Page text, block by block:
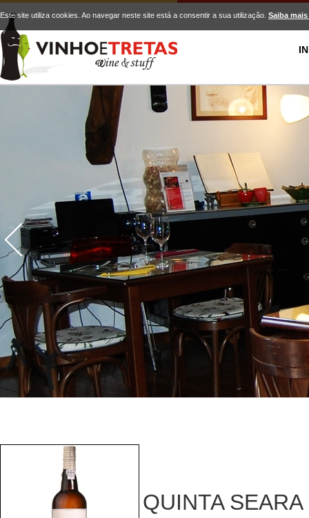
QUINTA
Este site utiliza cookies. Ao navegar neste site está a consentir a sua utilização. Saiba